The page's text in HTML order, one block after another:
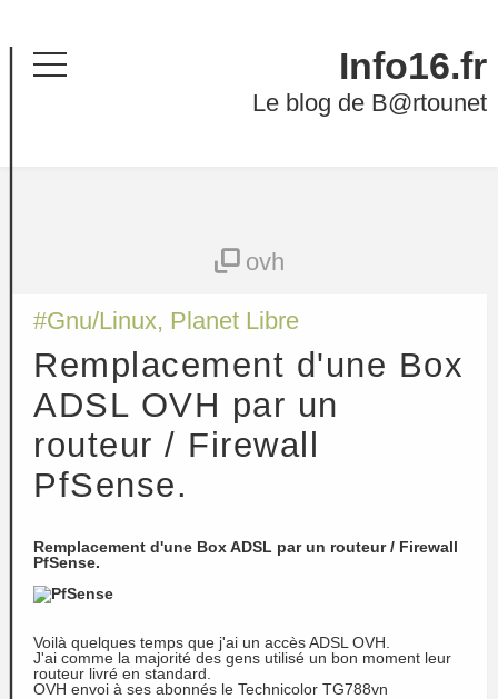
Info16.fr
Le blog de B@rtounet
ovh
#Gnu/Linux, Planet Libre
Remplacement d'une Box
ADSL OVH par un
routeur / Firewall
PfSense.
Remplacement d'une Box ADSL par un routeur / Firewall
PfSense.
Voilà quelques temps que j'ai un accès ADSL OVH.
J'ai comme la majorité des gens utilisé un bon moment leur
routeur livré en standard.
OVH envoi à ses abonnés le Technicolor TG788vn